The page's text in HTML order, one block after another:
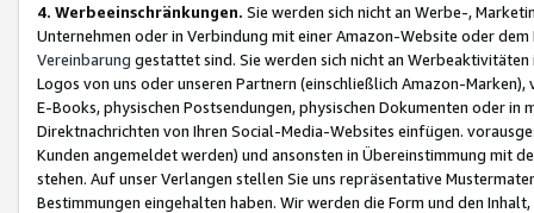
4. Werbeeinschränkungen. Sie werden sich nicht an Werbe-,
Unternehmen oder in Verbindung mit einer Amazon-Website oder
Vereinbarung gestattet sind. Sie werden sich nicht an
Logos von uns oder unseren Partnern (einschließlich Amazon-
E-Books, physischen Postsendungen, physischen Dokumenten oder in
Direktnachrichten von Ihren Social-Media-Websites einfügen.
Kunden angemeldet werden) und ansonsten in Übereinstimmung mit
stehen. Auf unser Verlangen stellen Sie uns repräsentative
Bestimmungen eingehalten haben. Wir werden die Form und den